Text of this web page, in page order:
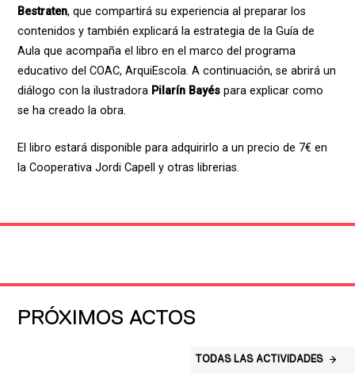
Bestraten, que compartirá su experiencia al preparar los
contenidos y también explicará la estrategia de la Guía de
Aula que acompaña el libro en el marco del programa
educativo del COAC, ArquiEscola. A continuación, se abrirá un
diálogo con la ilustradora Pilarín Bayéspara explicar como
se ha creado la obra.
El libro estará disponible para adquirirlo a un precio de 7€ en
la Cooperativa Jordi Capell y otras librerias.
PRÓXIMOS ACTOS
TODAS LAS ACTIVIDADES